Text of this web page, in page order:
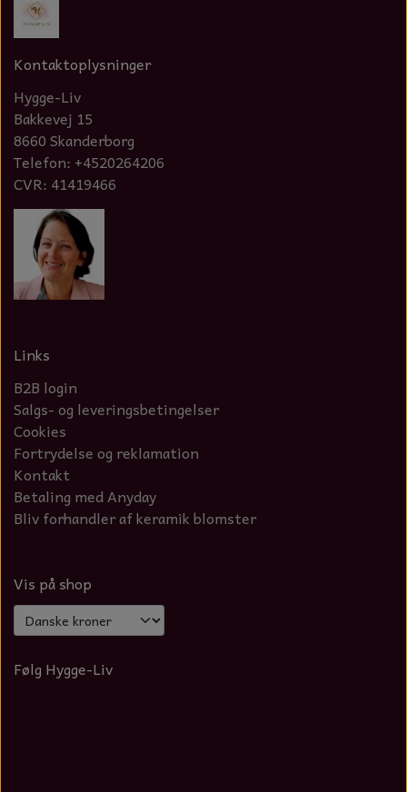
Kontaktoplysninger
Hygge-Liv
Bakkevej 15
8660 Skanderborg
Telefon: +4520264206
CVR: 41419466
Links
B2B login
Salgs- og leveringsbetingelser
Cookies
Fortrydelse og reklamation
Kontakt
Betaling med Anyday
Bliv forhandler af keramik blomster
Vis på shop
Følg Hygge-Liv